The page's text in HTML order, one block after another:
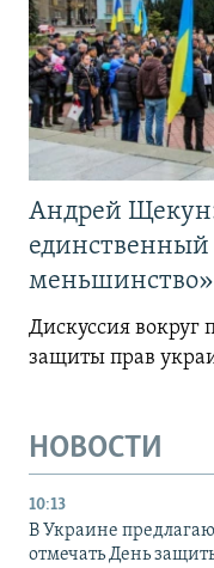
Андрей
единственный
меньшинство»
Дискуссия вокруг
защиты прав
НОВОСТИ
10:13
В Украине
отмечать День